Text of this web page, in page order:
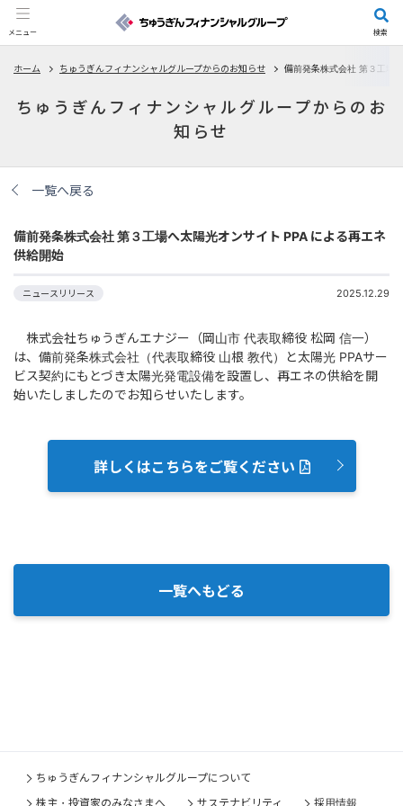
メニュー 検索
ホーム ちゅうぎんフィナンシャルグループからのお知らせ 備前発条株式会社 第３工場
ちゅうぎんフィナンシャルグループからのお
知らせ
一覧へ戻る
備前発条株式会社 第３工場へ太陽光オンサイト PPA による再エネ
供給開始
ニュースリリース 2025.12.29
株式会社ちゅうぎんエナジー（岡山市 代表取締役 松岡 信一）
は、備前発条株式会社（代表取締役 山根 教代）と太陽光 PPAサー
ビス契約にもとづき太陽光発電設備を設置し、再エネの供給を開
始いたしましたのでお知らせいたします。
詳しくはこちらをご覧ください
一覧へもどる
ちゅうぎんフィナンシャルグループについて
株主・投資家のみなさまへ
サステナビリティ 採用情報